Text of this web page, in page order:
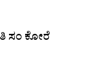
ಸಂ ಕೋರೆ